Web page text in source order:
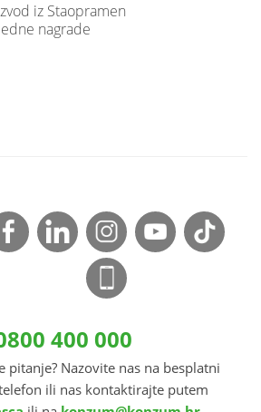
iz Staopramen
nagrade
400 000
pitanje? Nazovite nas na besplatni
ili nas kontaktirajte putem